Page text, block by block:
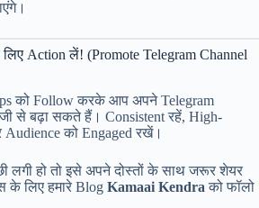
लिए Action लें! (Promote Telegram Channel
को Follow करके आप अपने Telegram
से बढ़ा सकते हैं। Consistent रहें, High-
को Engaged रखें।
लगी हो तो इसे अपने दोस्तों के साथ जरूर शेयर
के लिए हमारे Blog Kamaai Kendra को फॉलो